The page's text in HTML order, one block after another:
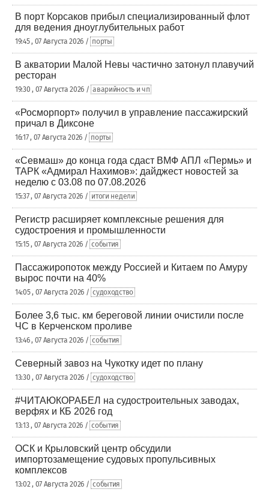
В порт Корсаков прибыл специализированный флот
для ведения дноуглубительных работ
19:45 , 07 Августа 2026 / порты
В акватории Малой Невы частично затонул плавучий
ресторан
19:30 , 07 Августа 2026 / аварийность и чп
«Росморпорт» получил в управление пассажирский
причал в Диксоне
16:17 , 07 Августа 2026 / порты
«Севмаш» до конца года сдаст ВМФ АПЛ «Пермь» и
ТАРК «Адмирал Нахимов»: дайджест новостей за
неделю с 03.08 по 07.08.2026
15:37 , 07 Августа 2026 / итоги недели
Регистр расширяет комплексные решения для
судостроения и промышленности
15:15 , 07 Августа 2026 / события
Пассажиропоток между Россией и Китаем по Амуру
вырос почти на 40%
14:05 , 07 Августа 2026 / судоходство
Более 3,6 тыс. км береговой линии очистили после
ЧС в Керченском проливе
13:46 , 07 Августа 2026 / события
Северный завоз на Чукотку идет по плану
13:30 , 07 Августа 2026 / судоходство
#ЧИТАЮКОРАБЕЛ на судостроительных заводах,
верфях и КБ 2026 год
13:13 , 07 Августа 2026 / события
ОСК и Крыловский центр обсудили
импортозамещение судовых пропульсивных
комплексов
13:02 , 07 Августа 2026 / события